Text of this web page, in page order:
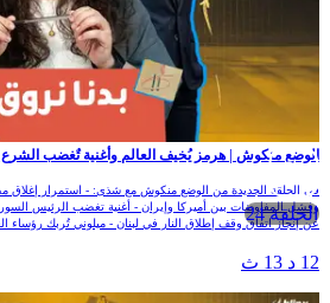
الحلقة 24
الوضع منكوش | هرمز يُخيف العالم وأغنية تٌغضب الشرع
في الحلقة الجديدة من الوضع منكوش مع شذى: - استمرار إغلاق
وفشل المفاوضات بين أميركا وإيران - أغنية تغضب الرئيس
عن إنجاز اتفاق وقف إطلاق النار في لبنان - ميلوني تُربك رؤساء
12 د 13 ث